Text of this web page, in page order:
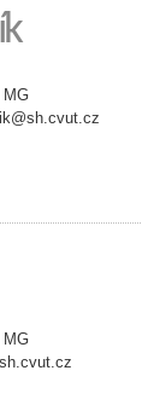
MG
MG